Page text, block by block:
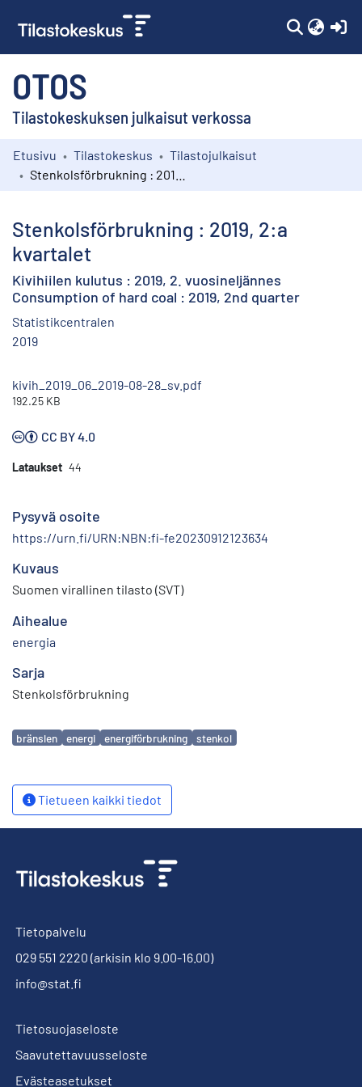
OTOS
Tilastokeskuksen julkaisut verkossa
Kokoelmat
Etusivu Tilastokeskus
Tilastojulkaisut
Stenkolsförbrukning : 2019, 2:a
kvartalet
Kivihiilen kulutus : 2019, 2. vuosineljännes
Consumption of hard coal : 2019, 2nd quarter
Statistikcentralen
2019
kivih_2019_06_2019-08-28_sv.pdf
192.25 KB
CC BY 4.0
Lataukset 44
Pysyvä osoite
https://urn.fi/URN:NBN:fi-fe20230912123634
Kuvaus
Suomen virallinen tilasto (SVT)
Aihealue
energia
Sarja
Stenkolsförbrukning
Avainsanat
bränslen energi energiförbrukning stenkol
Tietueen kaikki tiedot
Tietopalvelu
029 551 2220 (arkisin klo 9.00-16.00)
info@stat.fi
Tietosuojaseloste
Saavutettavuusseloste
Evästeasetukset